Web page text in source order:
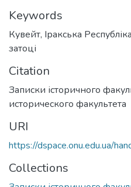
Keywords
Кувейт, Іракська Республіка
затоці
Citation
Записки історичного
исторического факультета
URI
https://dspace.onu.edu.ua/
Collections